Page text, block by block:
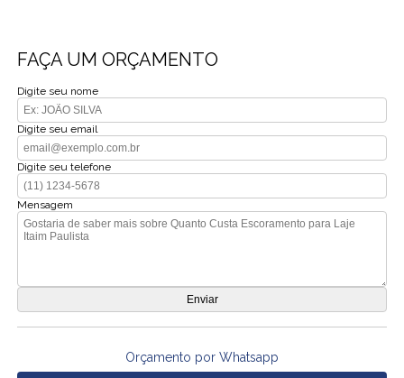
FAÇA UM ORÇAMENTO
Digite seu nome
Digite seu email
Digite seu telefone
Mensagem
Orçamento por Whatsapp